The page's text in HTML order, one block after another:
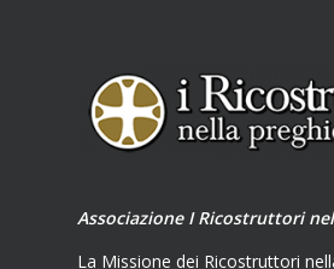
Associazione I Ricostruttori
La Missione dei Ricostruttori